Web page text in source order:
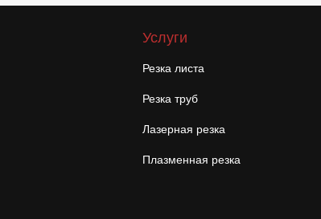
Услуги
Резка листа
Резка труб
Лазерная резка
Плазменная резка